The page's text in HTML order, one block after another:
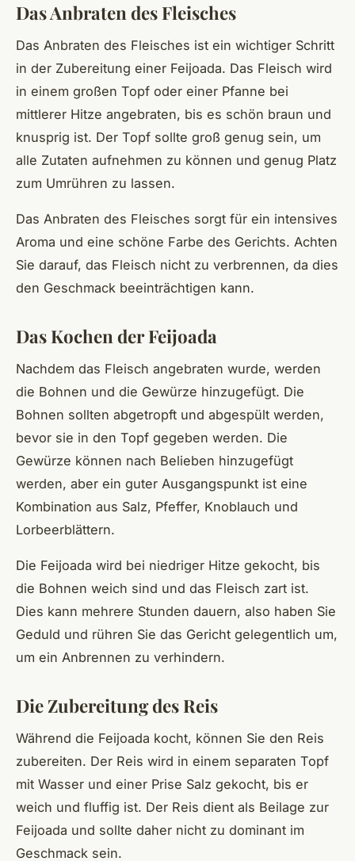
Das Anbraten des Fleisches
Das Anbraten des Fleisches ist ein wichtiger Schritt
in der Zubereitung einer Feijoada. Das Fleisch wird
in einem großen Topf oder einer Pfanne bei
mittlerer Hitze angebraten, bis es schön braun und
knusprig ist. Der Topf sollte groß genug sein, um
alle Zutaten aufnehmen zu können und genug Platz
zum Umrühren zu lassen.
Das Anbraten des Fleisches sorgt für ein intensives
Aroma und eine schöne Farbe des Gerichts. Achten
Sie darauf, das Fleisch nicht zu verbrennen, da dies
den Geschmack beeinträchtigen kann.
Das Kochen der Feijoada
Nachdem das Fleisch angebraten wurde, werden
die Bohnen und die Gewürze hinzugefügt. Die
Bohnen sollten abgetropft und abgespült werden,
bevor sie in den Topf gegeben werden. Die
Gewürze können nach Belieben hinzugefügt
werden, aber ein guter Ausgangspunkt ist eine
Kombination aus Salz, Pfeffer, Knoblauch und
Lorbeerblättern.
Die Feijoada wird bei niedriger Hitze gekocht, bis
die Bohnen weich sind und das Fleisch zart ist.
Dies kann mehrere Stunden dauern, also haben Sie
Geduld und rühren Sie das Gericht gelegentlich um,
um ein Anbrennen zu verhindern.
Die Zubereitung des Reis
Während die Feijoada kocht, können Sie den Reis
zubereiten. Der Reis wird in einem separaten Topf
mit Wasser und einer Prise Salz gekocht, bis er
weich und fluffig ist. Der Reis dient als Beilage zur
Feijoada und sollte daher nicht zu dominant im
Geschmack sein.